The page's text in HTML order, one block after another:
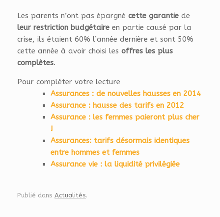
Les parents n’ont pas épargné cette garantie de
leur restriction budgétaire en partie causé par la
crise, ils étaient 60% l’année dernière et sont 50%
cette année à avoir choisi les offres les plus
complètes.
Pour compléter votre lecture
Assurances : de nouvelles hausses en 2014
Assurance : hausse des tarifs en 2012
Assurance : les femmes paieront plus cher
!
Assurances: tarifs désormais identiques
entre hommes et femmes
Assurance vie : la liquidité privilégiée
Publié dans Actualités.